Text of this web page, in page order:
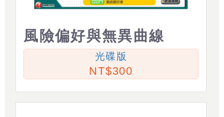
風險偏好與無異曲線
光碟版
300